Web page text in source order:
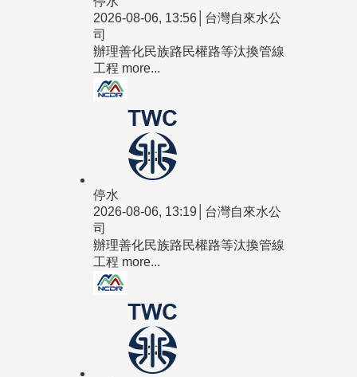
2026-08-06, 13:56│台灣自來水公
司
辦理善化民族路民權路等汰換管線
工程 more...
停水
2026-08-06, 13:19│台灣自來水公
司
辦理善化民族路民權路等汰換管線
工程 more...